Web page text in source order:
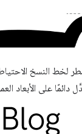
لخط النسخ
على الأبعاد